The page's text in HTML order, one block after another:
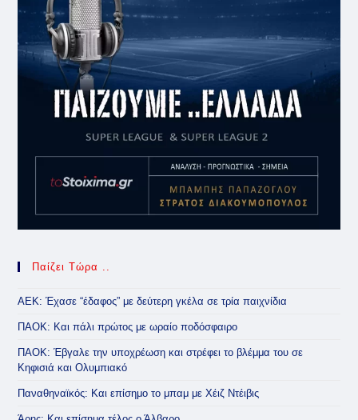
Παίζει Τώρα ..
ΑΕΚ: Έχασε “έδαφος” με δεύτερη γκέλα σε τρία παιχνίδια
ΠΑΟΚ: Και πάλι πρώτος με ωραίο ποδόσφαιρο
ΠΑΟΚ: Έβγαλε την υποχρέωση και στρέφει το βλέμμα του σε
Κηφισιά και Ολυμπιακό
Παναθηναϊκός: Και επίσημο το μπαμ με Χέιζ Ντέιβις